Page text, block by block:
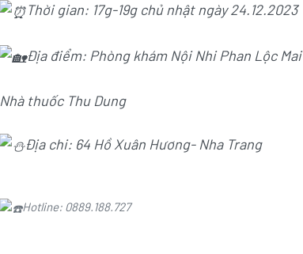
Thời gian: 17g-19g chủ nhật ngày 24.12.2023
Địa điểm: Phòng khám Nội Nhi Phan Lộc Mai
Nhà thuốc Thu Dung
Địa chi: 64 Hồ Xuân Hương- Nha Trang
Hotline: 0889.188.727